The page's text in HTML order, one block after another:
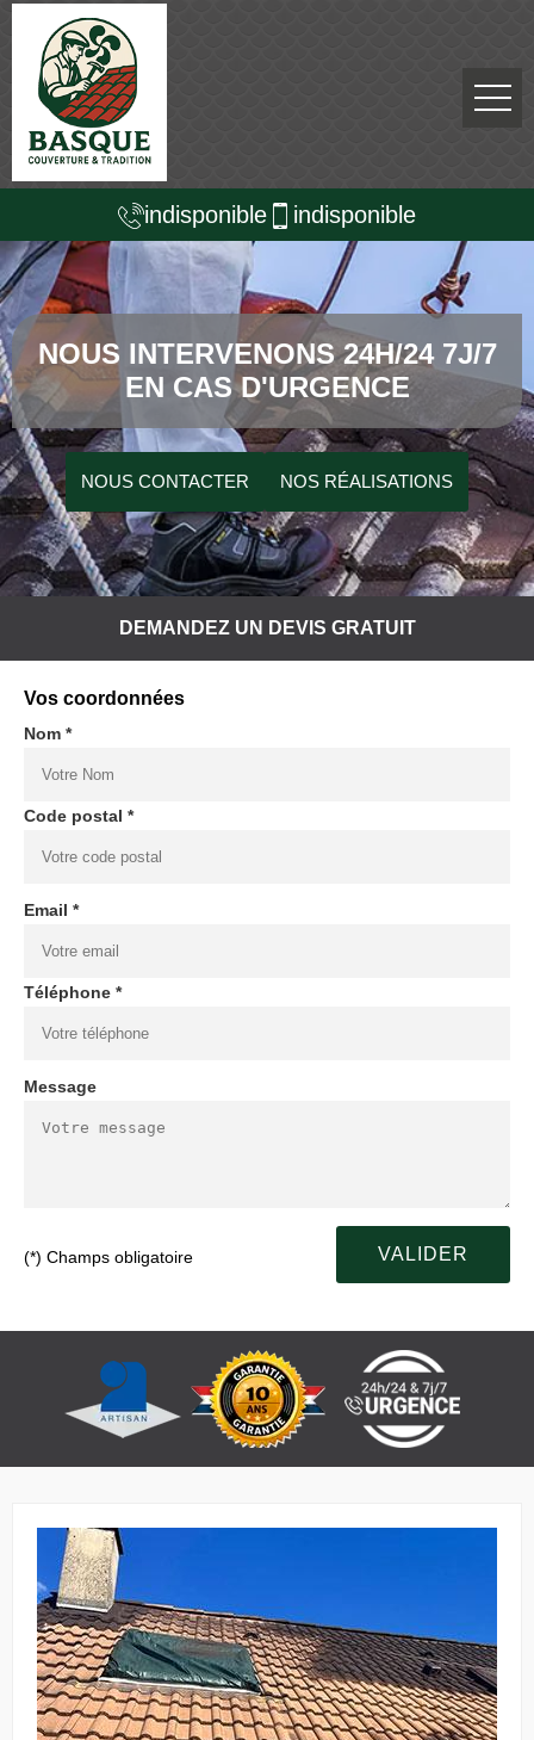
indisponible indisponible
NOUS INTERVENONS 24H/24 7J/7
EN CAS D'URGENCE
NOUS CONTACTER NOS RÉALISATIONS
DEMANDEZ UN DEVIS GRATUIT
Vos coordonnées
Nom *
Code postal *
Email *
Téléphone *
Message
(*) Champs obligatoire